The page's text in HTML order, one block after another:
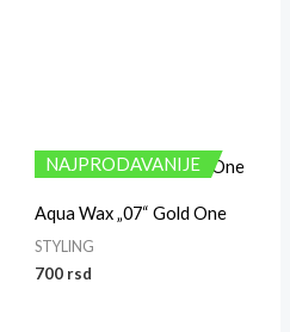
NAJPRODAVANIJE
Aqua Wax „07“ Gold One
STYLING
700 rsd